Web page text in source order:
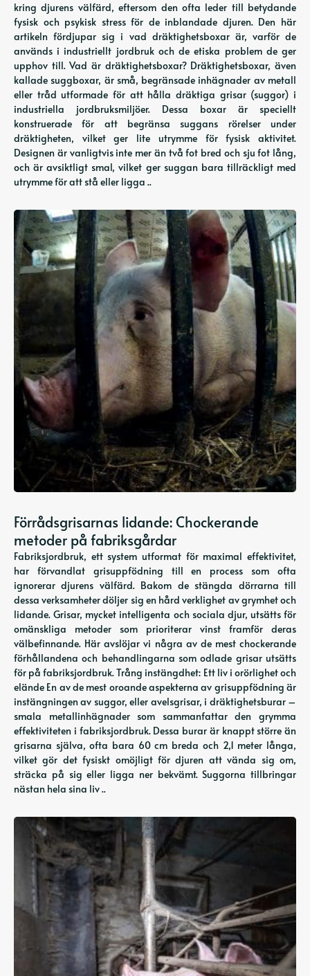
kring djurens välfärd, eftersom den ofta leder till betydande
fysisk och psykisk stress för de inblandade djuren. Den här
artikeln fördjupar sig i vad dräktighetsboxar är, varför de
används i industriellt jordbruk och de etiska problem de ger
upphov till. Vad är dräktighetsboxar? Dräktighetsboxar, även
kallade suggboxar, är små, begränsade inhägnader av metall
eller tråd utformade för att hålla dräktiga grisar (suggor) i
industriella jordbruksmiljöer. Dessa boxar är speciellt
konstruerade för att begränsa suggans rörelser under
dräktigheten, vilket ger lite utrymme för fysisk aktivitet.
Designen är vanligtvis inte mer än två fot bred och sju fot lång,
och är avsiktligt smal, vilket ger suggan bara tillräckligt med
utrymme för att stå eller ligga ..
Förrådsgrisarnas lidande: Chockerande
metoder på fabriksgårdar
Fabriksjordbruk, ett system utformat för maximal effektivitet,
har förvandlat grisuppfödning till en process som ofta
ignorerar djurens välfärd. Bakom de stängda dörrarna till
dessa verksamheter döljer sig en hård verklighet av grymhet och
lidande. Grisar, mycket intelligenta och sociala djur, utsätts för
omänskliga metoder som prioriterar vinst framför deras
välbefinnande. Här avslöjar vi några av de mest chockerande
förhållandena och behandlingarna som odlade grisar utsätts
för på fabriksjordbruk. Trång instängdhet: Ett liv i orörlighet och
elände En av de mest oroande aspekterna av grisuppfödning är
instängningen av suggor, eller avelsgrisar, i dräktighetsburar –
smala metallinhägnader som sammanfattar den grymma
effektiviteten i fabriksjordbruk. Dessa burar är knappt större än
grisarna själva, ofta bara 60 cm breda och 2,1 meter långa,
vilket gör det fysiskt omöjligt för djuren att vända sig om,
sträcka på sig eller ligga ner bekvämt. Suggorna tillbringar
nästan hela sina liv ..